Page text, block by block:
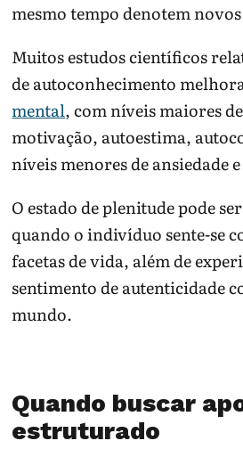
mesmo tempo denotem
Muitos estudos científicos
de autoconhecimento
mental, com níveis maiores
motivação, autoestima,
níveis menores de ansiedade
O estado de plenitude pode
quando o indivíduo sente-se
facetas de vida, além de
sentimento de autenticidade
mundo.
Quando buscar
estruturado